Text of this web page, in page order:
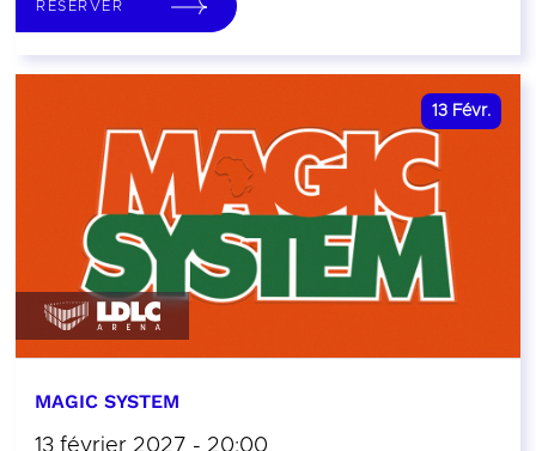
RÉSERVER
13 Févr.
MAGIC SYSTEM
13 février 2027 - 20:00